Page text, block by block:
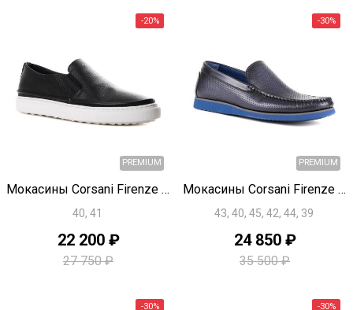
PREMIUM
Быстрый просмотр Мокасины Corsani Firenze U1848
40, 41
22 200 ₽
27 750 ₽
Быстрый просмотр Мокасины Corsani Firenze U1838
43, 40, 45, 42, 44, 39
24 850 ₽
35 500 ₽